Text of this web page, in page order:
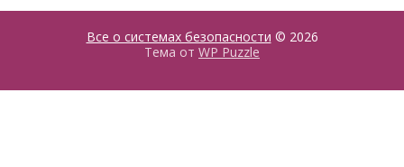
Все о системах безопасности © 2026
Тема от WP Puzzle